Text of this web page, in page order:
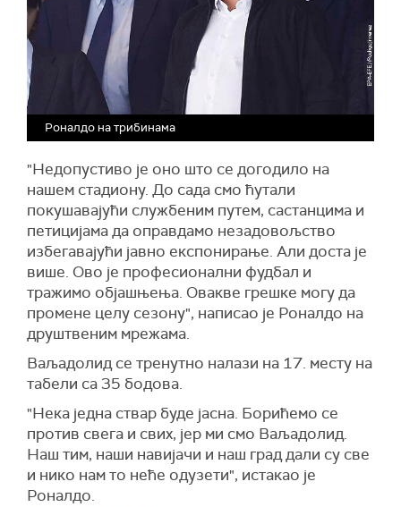
Роналдо на трибинама
"Недопустиво је оно што се догодило на
нашем стадиону. До сада смо ћутали
покушавајући службеним путем, састанцима и
петицијама да оправдамо незадовољство
избегавајући јавно експонирање. Али доста је
више. Ово је професионални фудбал и
тражимо објашњења. Овакве грешке могу да
промене целу сезону", написао је Роналдо на
друштвеним мрежама.
Ваљадолид се тренутно налази на 17. месту на
табели са 35 бодова.
"Нека једна ствар буде јасна. Борићемо се
против свега и свих, јер ми смо Ваљадолид.
Наш тим, наши навијачи и наш град дали су све
и нико нам то неће одузети", истакао је
Роналдо.